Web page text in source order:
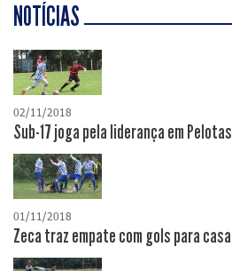
NOTÍCIAS
02/11/2018
Sub-17 joga pela liderança em Pelotas
01/11/2018
Zeca traz empate com gols para casa